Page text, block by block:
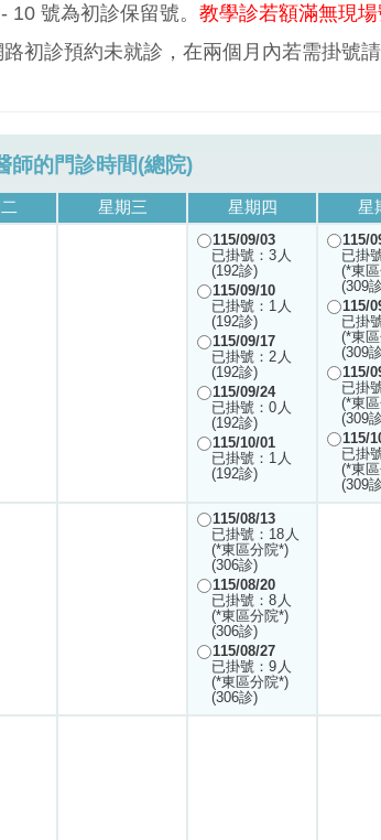
10 號為初診保留號。 教學診若額滿無現場
路初診預約未就診，在兩個月內若需掛號請